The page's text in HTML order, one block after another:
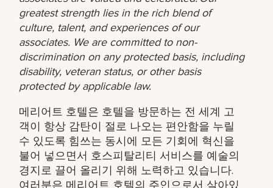
greatest strength lies in the rich blend of
culture, talent, and experiences of our
associates. We are committed to non-
discrimination on any protected basis, including
disability, veteran status, or other basis
protected by applicable law.
메리어트 호텔은 호텔을 방문하는 전 세계 고
객이 항상 감탄이 절로 나오는 편안함을 누릴
수 있도록 힘쓰는 동시에 모든 기회에 혁신을
불어 넣으면서 호스피탈리티 서비스를 예술의
경지로 끌어 올리기 위해 노력하고 있습니다.
여러분은 메리어트 호텔의 주인으로서 살아있